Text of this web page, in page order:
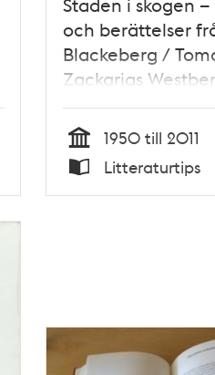
och berättelser
Blackeberg /
Zackarias
Tid
1950 till 2011
Typ
Litteraturtips